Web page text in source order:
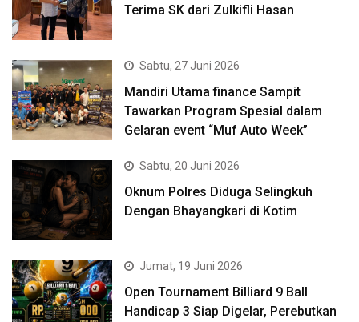
Terima SK dari Zulkifli Hasan
Sabtu, 27 Juni 2026
Mandiri Utama finance Sampit
Tawarkan Program Spesial dalam
Gelaran event “Muf Auto Week”
Sabtu, 20 Juni 2026
Oknum Polres Diduga Selingkuh
Dengan Bhayangkari di Kotim
Jumat, 19 Juni 2026
Open Tournament Billiard 9 Ball
Handicap 3 Siap Digelar, Perebutkan